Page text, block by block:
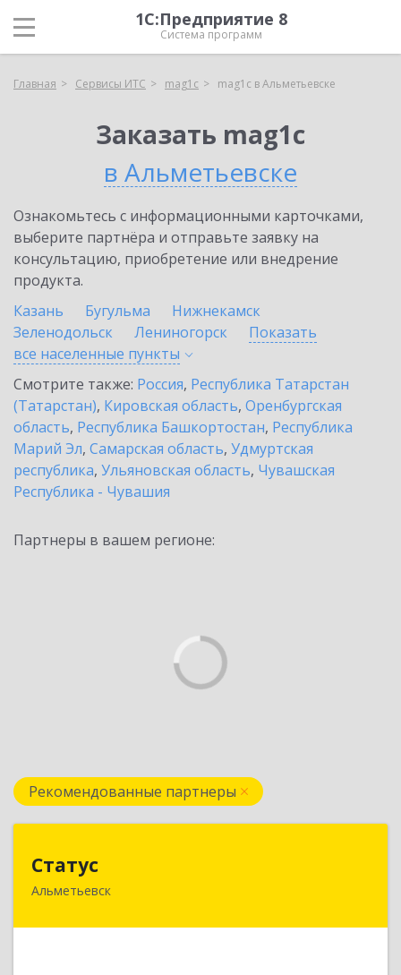
1С:Предприятие 8
Система программ
Главная Сервисы ИТС mag1c mag1c в Альметьевске
Заказать mag1c
в Альметьевске
Ознакомьтесь с информационными карточками,
выберите партнёра и отправьте заявку на
консультацию, приобретение или внедрение
продукта.
Казань
Бугульма
Нижнекамск
Зеленодольск
Лениногорск
Показать
все населенные пункты
Смотрите также: Россия, Республика Татарстан
(Татарстан), Кировская область, Оренбургская
область, Республика Башкортостан, Республика
Марий Эл, Самарская область, Удмуртская
республика, Ульяновская область, Чувашская
Республика - Чувашия
Партнеры в вашем регионе:
Рекомендованные партнеры
Статус
Альметьевск
423450, Татарстан Респ, Альметьевск г, Мира